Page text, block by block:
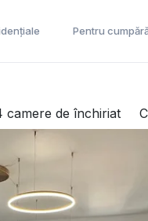
Pentru
camere de închiriat